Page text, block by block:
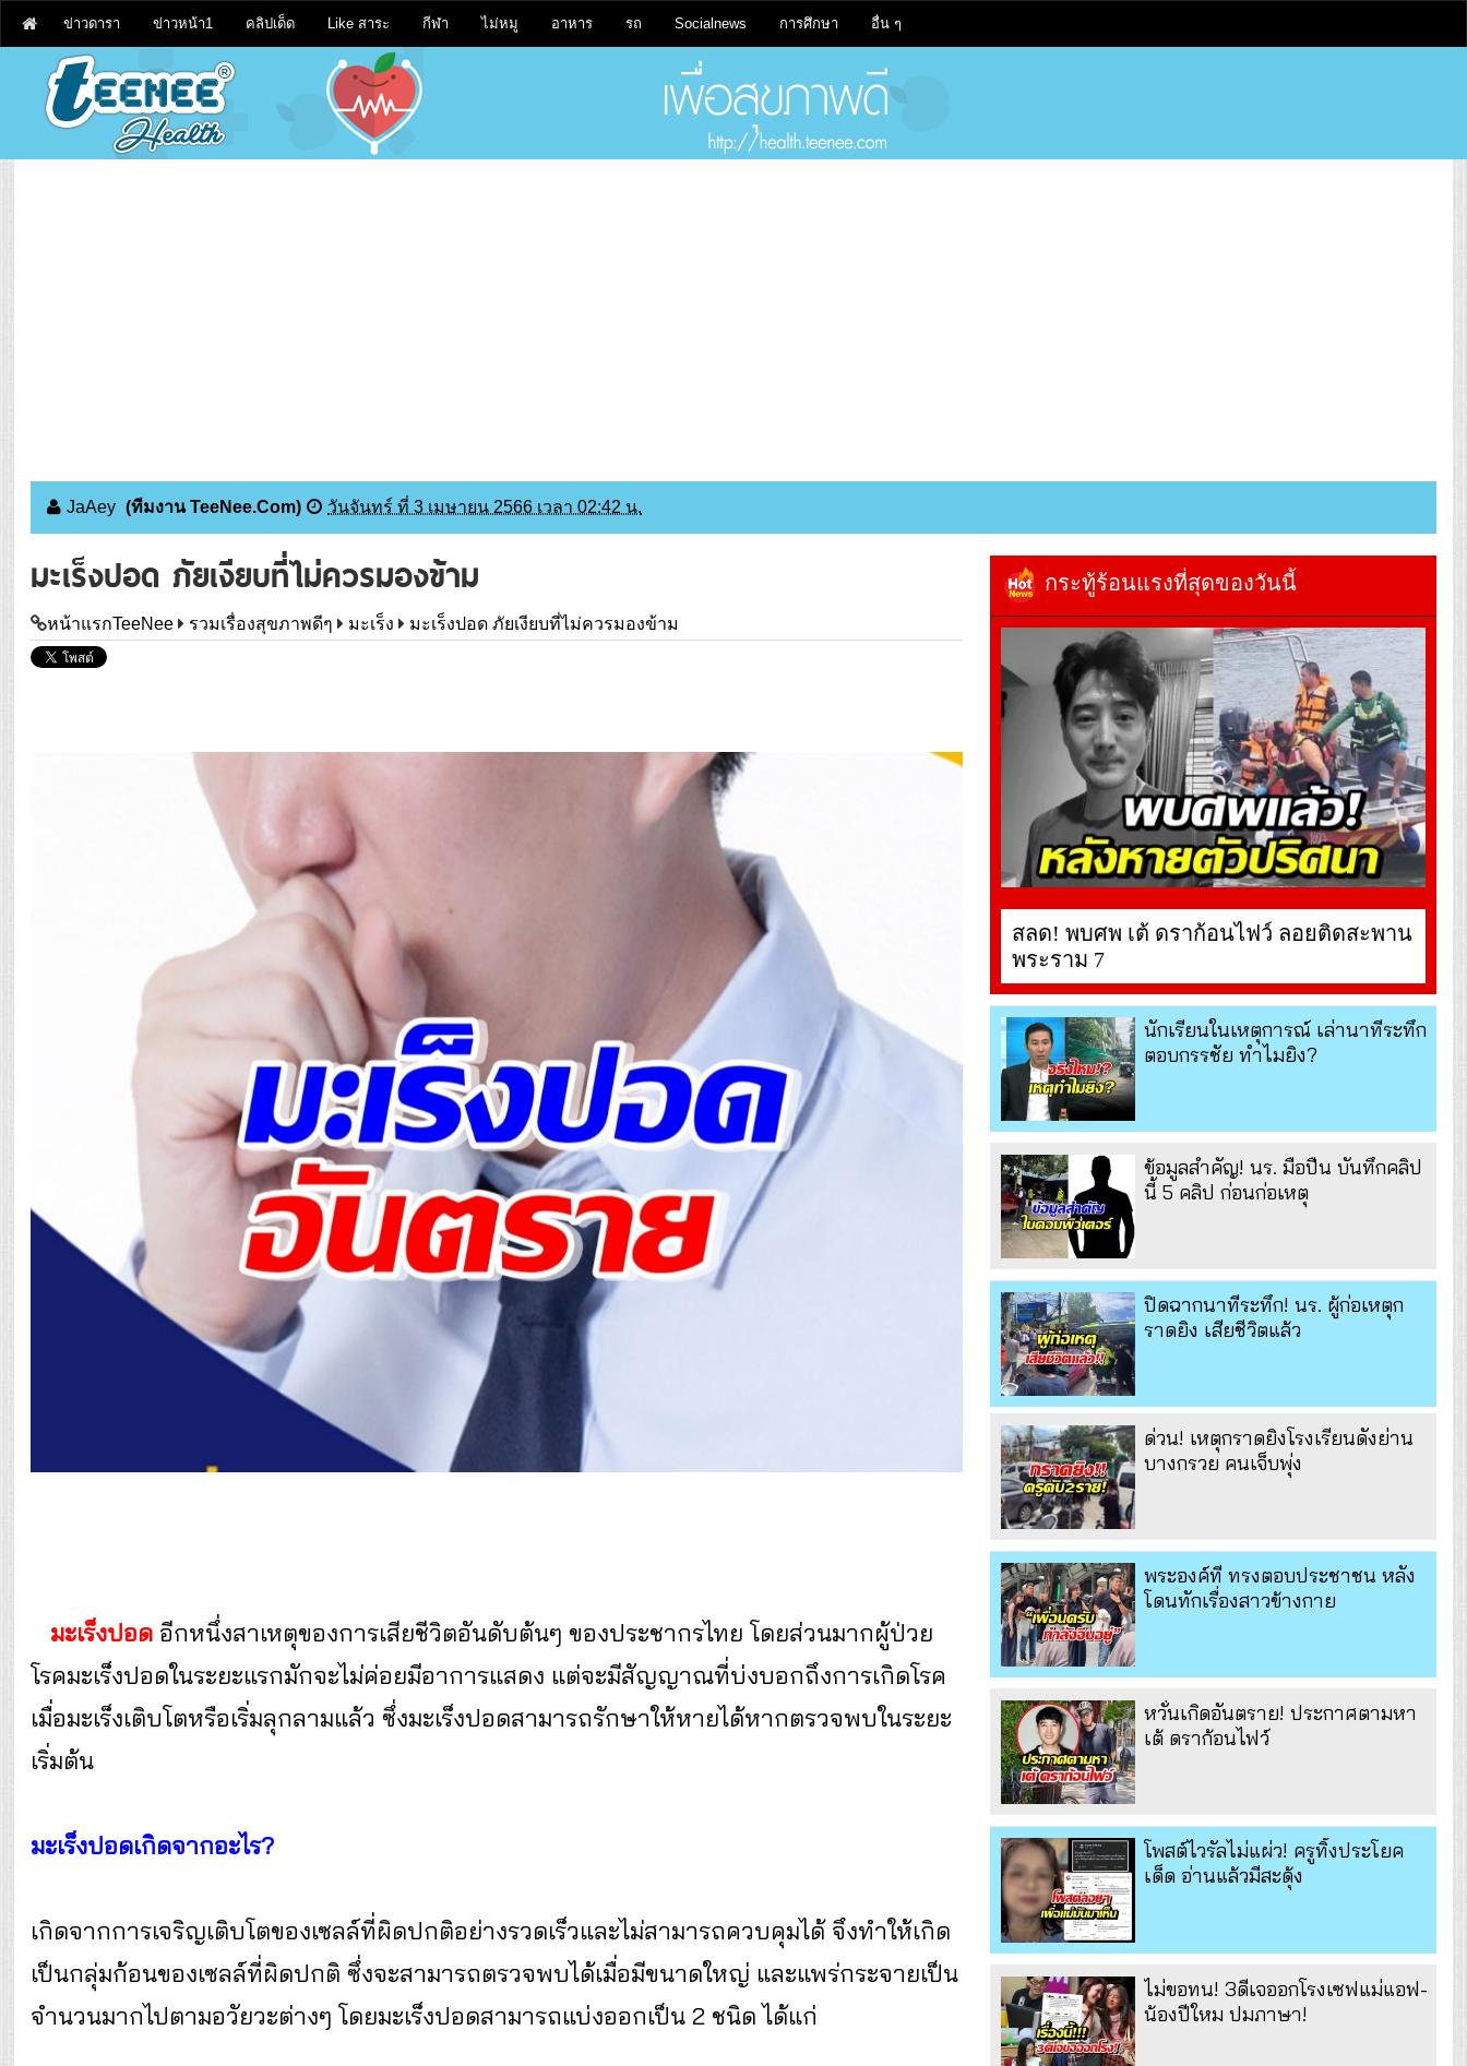
ข่าวดารา ข่าวหน้า1 คลิปเด็ด Like สาระ กีฬา ไม่หมู อาหาร รถ Socialnews การศึกษา อื่น ๆ
JaAey (ทีมงาน TeeNee.Com) วันจันทร์ ที่ 3 เมษายน 2566 เวลา 02:42 น.
มะเร็งปอด ภัยเงียบที่ไม่ควรมองข้าม
หน้าแรกTeeNee รวมเรื่องสุขภาพดีๆ มะเร็ง มะเร็งปอด ภัยเงียบที่ไม่ควรมองข้าม
มะเร็งปอด อีกหนึ่งสาเหตุของการเสียชีวิตอันดับต้นๆ ของประชากรไทย โดยส่วนมากผู้ป่วย
โรคมะเร็งปอดในระยะแรกมักจะไม่ค่อยมีอาการแสดง แต่จะมีสัญญาณที่บ่งบอกถึงการเกิดโรค
เมื่อมะเร็งเติบโตหรือเริ่มลุกลามแล้ว ซึ่งมะเร็งปอดสามารถรักษาให้หายได้หากตรวจพบในระยะ
เริ่มต้น
มะเร็งปอดเกิดจากอะไร?
เกิดจากการเจริญเติบโตของเซลล์ที่ผิดปกติอย่างรวดเร็วและไม่สามารถควบคุมได้ จึงทำให้เกิด
เป็นกลุ่มก้อนของเซลล์ที่ผิดปกติ ซึ่งจะสามารถตรวจพบได้เมื่อมีขนาดใหญ่ และแพร่กระจายเป็น
จำนวนมากไปตามอวัยวะต่างๆ โดยมะเร็งปอดสามารถแบ่งออกเป็น 2 ชนิด ได้แก่
กระทู้ร้อนแรงที่สุดของวันนี้
สลด! พบศพ เต้ ดราก้อนไฟว์ ลอยติดสะพาน
พระราม 7
นักเรียนในเหตุการณ์ เล่านาทีระทึก
ตอบกรรชัย ทำไมยิง?
ข้อมูลสำคัญ! นร. มือปืน บันทึกคลิป
นี้ 5 คลิป ก่อนก่อเหตุ
ปิดฉากนาทีระทึก! นร. ผู้ก่อเหตุก
ราดยิง เสียชีวิตแล้ว
ด่วน! เหตุกราดยิงโรงเรียนดังย่าน
บางกรวย คนเจ็บพุ่ง
พระองค์ที ทรงตอบประชาชน หลัง
โดนทักเรื่องสาวข้างกาย
หวั่นเกิดอันตราย! ประกาศตามหา
เต้ ดราก้อนไฟว์
โพสต์ไวรัลไม่แผ่ว! ครูทิ้งประโยค
เด็ด อ่านแล้วมีสะดุ้ง
ไม่ขอทน! 3ดีเจออกโรงเซฟแม่แอฟ-
น้องปีใหม ปมภาษา!